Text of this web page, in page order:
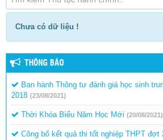
Chưa có dữ liệu !
THÔNG BÁO
Ban hành Thông tư đánh giá học sinh
2018 (23/08/2021)
Thời Khóa Biểu Năm Học Mới (20/08/2021)
Công bố kết quả thi tốt nghiệp THPT đợt